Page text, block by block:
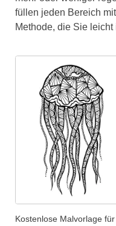
füllen jeden Bereich
Methode, die Sie
Kostenlose Malvorlage für